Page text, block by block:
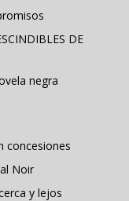
DE
negra
concesiones
Noir
y lejos